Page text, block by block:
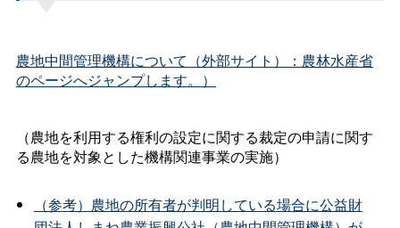
農地中間管理機構について（外部サイト）：農林水産省
のページへジャンプします。）
（農地を利用する権利の設定に関する裁定の申請に関す
る農地を対象とした機構関連事業の実施）
（参考）農地の所有者が判明している場合に公益財